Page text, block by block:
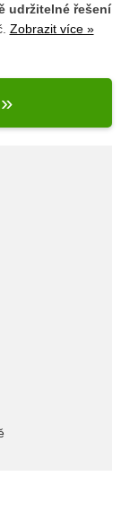
udržitelné řešení
Zobrazit více »